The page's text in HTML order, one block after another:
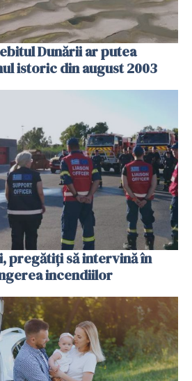
Dunării ar putea
istoric din august 2003
pregătiţi să intervină în
incendiilor